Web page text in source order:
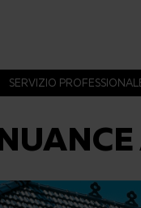
SERVIZIO